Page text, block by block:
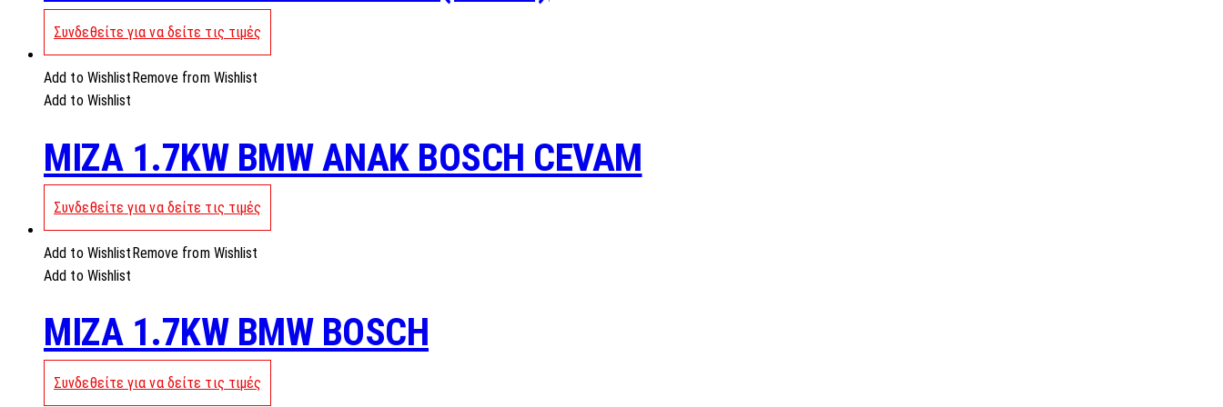
Συνδεθείτε για να δείτε τις τιμές
Add to Wishlist Remove from Wishlist
Add to Wishlist
MIZA 1.7KW BMW ANAK BOSCH CEVAM
Συνδεθείτε για να δείτε τις τιμές
Add to Wishlist Remove from Wishlist
Add to Wishlist
MIZA 1.7KW BMW BOSCH
Συνδεθείτε για να δείτε τις τιμές